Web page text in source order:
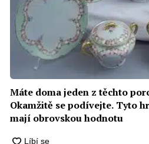
Máte doma jeden z těchto
Okamžitě se podívejte. Tyto
mají obrovskou hodnotu